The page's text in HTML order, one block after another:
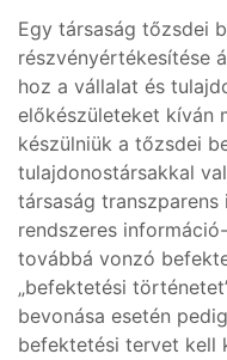
Egy társaság tőzsdei
részvényértékesítése
hoz a vállalat és
előkészületeket kíván
készülniük a tőzsdei
tulajdonostársakkal
társaság
rendszeres
továbbá vonzó
„befektetési
bevonása esetén
befektetési tervet kell